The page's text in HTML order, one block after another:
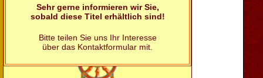
Sehr gerne informieren wir Sie,
sobald diese Titel erhältlich sind!
Bitte teilen Sie uns Ihr Interesse
über das Kontaktformular mit.